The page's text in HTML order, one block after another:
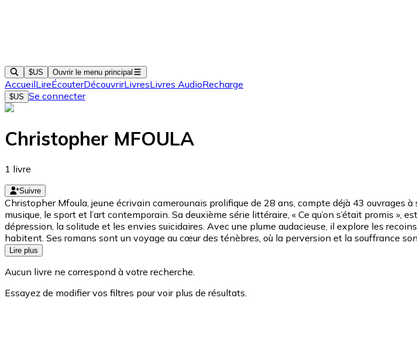
$US Ouvrir le menu principal
AccueilLireÉcouterDécouvrirLivresLivres AudioRecharge
$US Se connecter
Christopher MFOULA
1 livre
Suivre
Christopher Mfoula, jeune écrivain camerounais prolifique de 28 ans, compte déjà 43
musique, le sport et l’art contemporain. Sa deuxième série littéraire, « Ce qu’on s’était promis
dépression, la solitude et les envies suicidaires. Avec une plume audacieuse, il explore les
habitent. Ses romans sont un voyage au cœur des ténèbres, où la perversion et la souffrance
Lire plus
Aucun livre ne correspond à votre recherche.
Essayez de modifier vos filtres pour voir plus de résultats.